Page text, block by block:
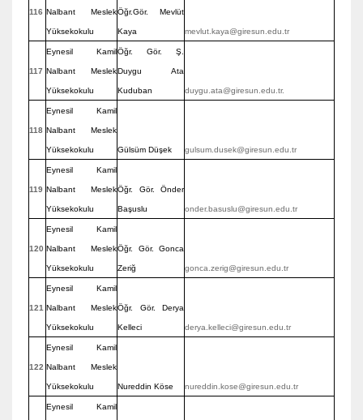
116 Nalbant Meslek
Yüksekokulu
Öğr.Gör. Mevlüt
Kaya mevlut.kaya@giresun.edu.tr
117
Eynesil Kamil
Nalbant Meslek
Yüksekokulu
Öğr. Gör. Ş.
Duygu Ata
Kuduban duygu.ata@giresun.edu.tr.
118
Eynesil Kamil
Nalbant Meslek
Yüksekokulu Gülsüm Düşek gulsum.dusek@giresun.edu.tr
119
Eynesil Kamil
Nalbant Meslek
Yüksekokulu
Öğr. Gör. Önder
Başuslu onder.basuslu@giresun.edu.tr
120
Eynesil Kamil
Nalbant Meslek
Yüksekokulu
Öğr. Gör. Gonca
Zeriğ gonca.zerig@giresun.edu.tr
121
Eynesil Kamil
Nalbant Meslek
Yüksekokulu
Öğr. Gör. Derya
Kelleci derya.kelleci@giresun.edu.tr
122
Eynesil Kamil
Nalbant Meslek
Yüksekokulu Nureddin Köse nureddin.kose@giresun.edu.tr
Eynesil Kamil